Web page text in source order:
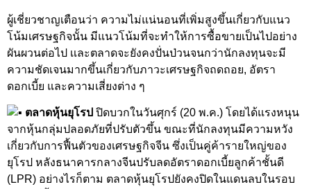
ผู้เชี่ยวชาญเตือนว่า ความไม่แน่นอนที่เพิ่มสูงขึ้นเกี่ยวกับแนว
โน้มเศรษฐกิจนั้น มีแนวโน้มที่จะทำให้การซื้อขายเป็นไปอย่าง
ผันผวนต่อไป เเละตลาดจะยังคงปั่นป่วนจนกว่านักลงทุนจะมี
ความชัดเจนมากขึ้นเกี่ยวกับภาวะเศรษฐกิจถดถอย, อัตรา
ดอกเบี้ย และความเสี่ยงต่าง ๆ
ตลาดหุ้นยุโรป ปิดบวกในวันศุกร์ (20 พ.ค.) โดยได้แรงหนุน
จากหุ้นกลุ่มปลอดภัยที่ปรับตัวขึ้น ขณะที่นักลงทุนมีความหวัง
เกี่ยวกับการฟื้นตัวของเศรษฐกิจจีน ซึ่งเป็นคู่ค้ารายใหญ่ของ
ยุโรป หลังธนาคารกลางจีนปรับลดอัตราดอกเบี้ยลูกค้าชั้นดี
(LPR) อย่างไรก็ตาม ตลาดหุ้นยุโรปยังคงปิดในแดนลบในรอบ